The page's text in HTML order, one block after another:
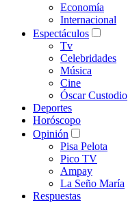
Economía
Internacional
Espectáculos
Tv
Celebridades
Música
Cine
Óscar Custodio
Deportes
Horóscopo
Opinión
Pisa Pelota
Pico TV
Ampay
La Seño María
Respuestas